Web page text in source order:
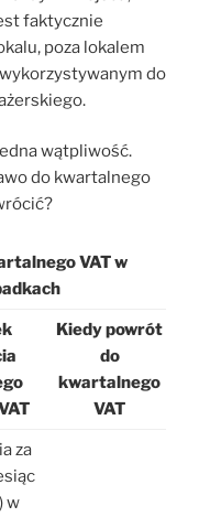
faktycznie
poza lokalem
do
wątpliwość.
do kwartalnego
VAT w
Kiedy powrót
do
kwartalnego
VAT
za
w